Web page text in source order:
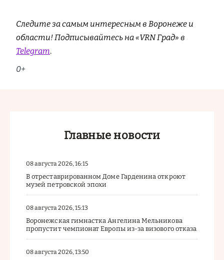
Следите за самым интересным в Воронеже и
области! Подписывайтесь на «VRN Град» в
Telegram.
0+
Главные новости
08 августа 2026, 16:15
В отреставрированном Доме Гарденина откроют
музей петровской эпохи
08 августа 2026, 15:13
Воронежская гимнастка Ангелина Мельникова
пропустит чемпионат Европы из-за визового отказа
08 августа 2026, 13:50